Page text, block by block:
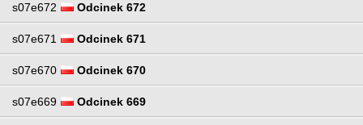
s07e672 Odcinek 672
s07e671 Odcinek 671
s07e670 Odcinek 670
s07e669 Odcinek 669